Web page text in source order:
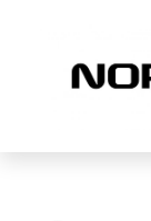
conteúdo